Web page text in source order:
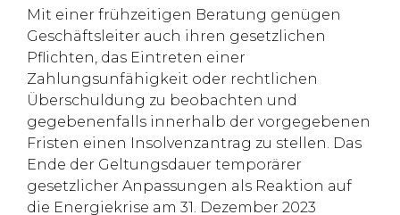
Mit einer frühzeitigen Beratung genügen
Geschäftsleiter auch ihren gesetzlichen
Pflichten, das Eintreten einer
Zahlungsunfähigkeit oder rechtlichen
Überschuldung zu beobachten und
gegebenenfalls innerhalb der vorgegebenen
Fristen einen Insolvenzantrag zu stellen. Das
Ende der Geltungsdauer temporärer
gesetzlicher Anpassungen als Reaktion auf
die Energiekrise am 31. Dezember 2023